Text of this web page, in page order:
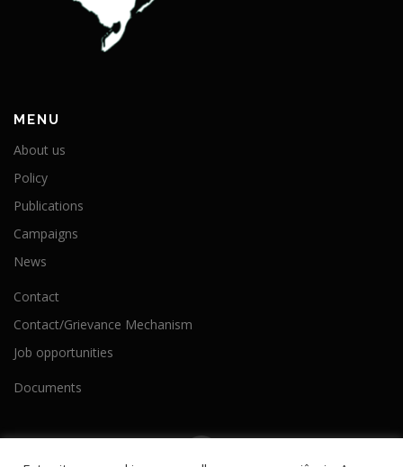
MENU
About us
Policy
Publications
Campaigns
News
Contact
Contact/Grievance Mechanism
Job opportunities
Documents